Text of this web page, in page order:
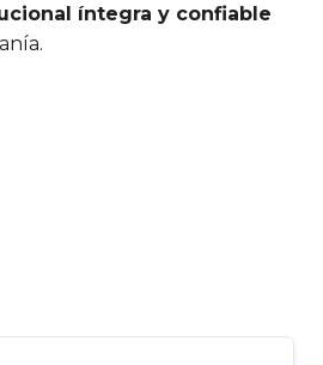
íntegra y confiable